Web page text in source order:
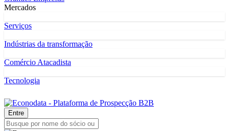
Mercados
Serviços
Indústrias da transformação
Comércio Atacadista
Tecnologia
Entre